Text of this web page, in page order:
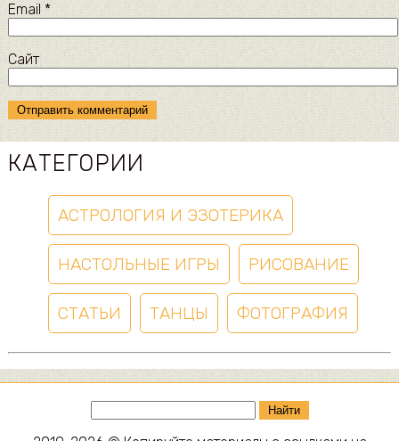
Email *
Сайт
КАТЕГОРИИ
АСТРОЛОГИЯ И ЭЗОТЕРИКА
НАСТОЛЬНЫЕ ИГРЫ РИСОВАНИЕ
СТАТЬИ ТАНЦЫ ФОТОГРАФИЯ
Найти